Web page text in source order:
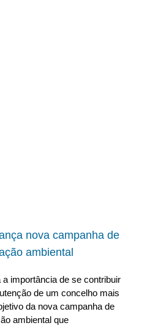
nova campanha de
ambiental
a importância de se contribuir
de um concelho mais
da nova campanha de
ambiental que